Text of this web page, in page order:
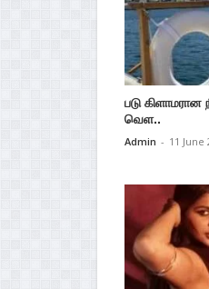
படு
வெள..
Admin - 11 June